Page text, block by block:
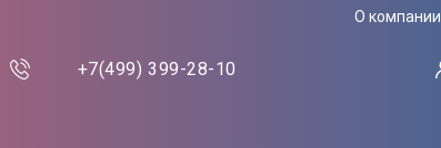
О компании
+7(499) 399-28-10